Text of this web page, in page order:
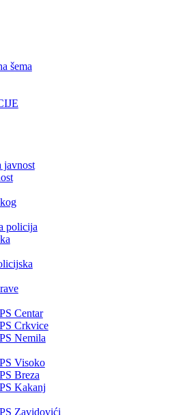
šema
javnost
policija
PS Centar
PS Crkvice
PS Nemila
PS Visoko
PS Breza
PS Kakanj
PS Zavidovići